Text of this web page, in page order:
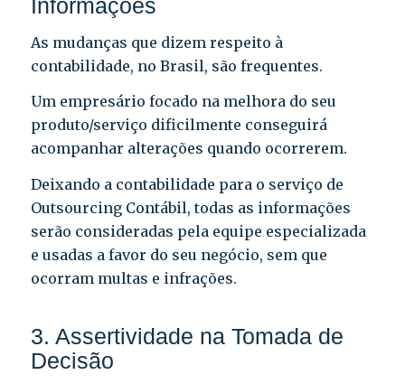
Informações
As mudanças que dizem respeito à
contabilidade, no Brasil, são frequentes.
Um empresário focado na melhora do seu
produto/serviço dificilmente conseguirá
acompanhar alterações quando ocorrerem.
Deixando a contabilidade para o serviço de
Outsourcing Contábil, todas as informações
serão consideradas pela equipe especializada
e usadas a favor do seu negócio, sem que
ocorram multas e infrações.
3. Assertividade na Tomada de
Decisão